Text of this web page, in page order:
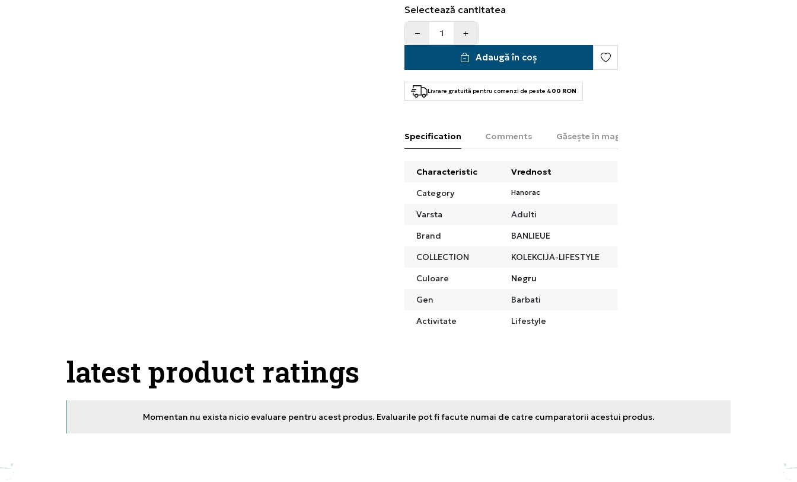
Selectează cantitatea
Adaugă în coș
Livrare gratuită pentru comenzi de peste 400 RON
Specification Comments Găsește în magazin
Characteristic
Vrednost
Category
Hanorac
Varsta
Adulti
Brand
BANLIEUE
COLLECTION
KOLEKCIJA-LIFESTYLE
Culoare
Negru
Gen
Barbati
Activitate
Lifestyle
latest product ratings
Momentan nu exista nicio evaluare pentru acest produs. Evaluarile pot fi facute numai de catre cumparatorii acestui produs.